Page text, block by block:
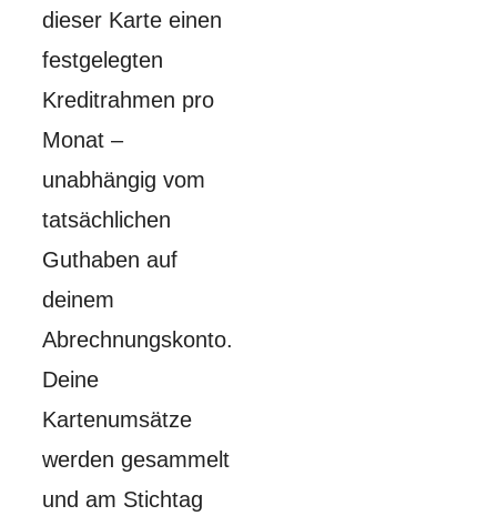
dieser Karte einen
festgelegten
Kreditrahmen pro
Monat –
unabhängig vom
tatsächlichen
Guthaben auf
deinem
Abrechnungskonto.
Deine
Kartenumsätze
werden gesammelt
und am Stichtag